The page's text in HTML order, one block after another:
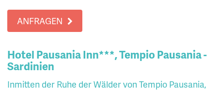
ANFRAGEN
Hotel Pausania Inn***, Tempio Pausania -
Sardinien
Inmitten der Ruhe der Wälder von Tempio Pausania,